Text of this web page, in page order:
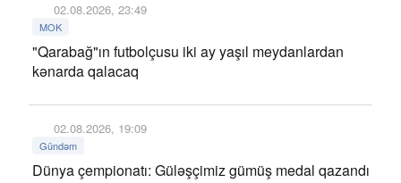
02.08.2026, 23:49
MOK
"Qarabağ"ın futbolçusu iki ay yaşıl meydanlardan
kənarda qalacaq
02.08.2026, 19:09
Gündəm
Dünya çempionatı: Güləşçimiz gümüş medal qazandı